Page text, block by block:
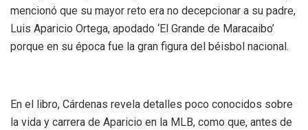
mencionó que su mayor reto era no decepcionar a su padre,
Luis Aparicio Ortega, apodado ‘El Grande de Maracaibo’
porque en su época fue la gran figura del béisbol nacional.
En el libro, Cárdenas revela detalles poco conocidos sobre
la vida y carrera de Aparicio en la MLB, como que, antes de